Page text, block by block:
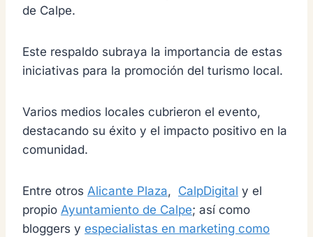
de Calpe.
Este respaldo subraya la importancia de estas
iniciativas para la promoción del turismo local.
Varios medios locales cubrieron el evento,
destacando su éxito y el impacto positivo en la
comunidad.
Entre otros Alicante Plaza, CalpDigital y el
propio Ayuntamiento de Calpe; así como
bloggers y especialistas en marketing como